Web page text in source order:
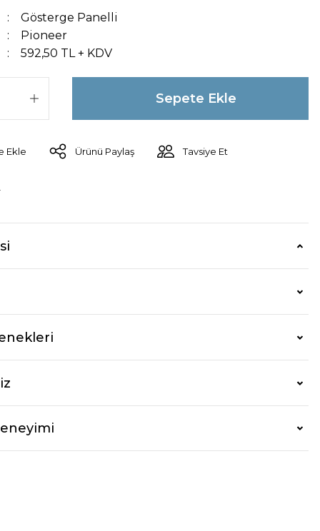
Gösterge Panelli
Pioneer
592,50 TL + KDV
Sepete Ekle
Ürünü Paylaş Tavsiye Et